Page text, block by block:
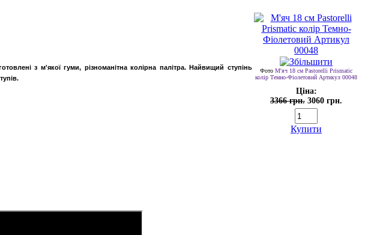
Фото М'яч 18 см Pastorelli Prismatic
колір Темно-Фіолетовий Артикул 00048
Ціна:
3366 грн. 3060 грн.
Купити
з м'якої гуми, різноманітна колірна палітра. Найвищий ступінь
.